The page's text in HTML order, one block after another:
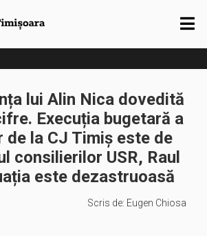
lui Alin Nica dovedită
Execuția bugetară a
la CJ Timiș este de
consilierilor USR, Raul
este dezastruoasă
Scris de: Eugen Chiosa